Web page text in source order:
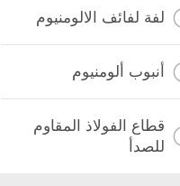
لفة لفائف الالومنيوم
أنبوب ألومنيوم
قطاع الفولاذ المقاوم
للصدأ